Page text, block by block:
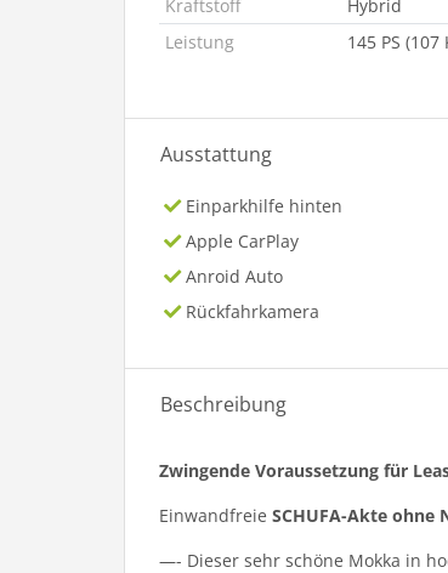
Kraftstoff
Hybrid
Leistung
145 PS (107
Ausstattung
Einparkhilfe hinten
Apple CarPlay
Anroid Auto
Rückfahrkamera
Beschreibung
Zwingende Voraussetzung für
Einwandfreie SCHUFA-Akte ohne
—- Dieser sehr schöne Mokka in